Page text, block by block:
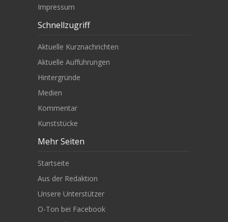
Impressum
Schnellzugriff
Aktuelle Kurznachrichten
Aktuelle Aufführungen
Hintergründe
Medien
Kommentar
Kunststücke
Mehr Seiten
Startseite
Aus der Redaktion
Unsere Unterstützer
O-Ton bei Facebook